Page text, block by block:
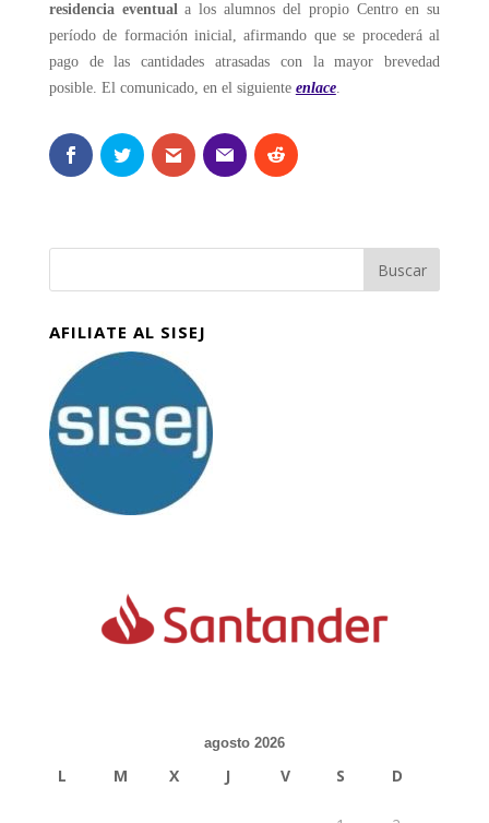
residencia eventuala los alumnos del propio Centro en su
período de formación inicial, afirmando que se procederá al
pago de las cantidades atrasadas con la mayor brevedad
posible. El comunicado, en el siguiente enlace.
AFILIATE AL SISEJ
agosto 2026
L M X J V S D